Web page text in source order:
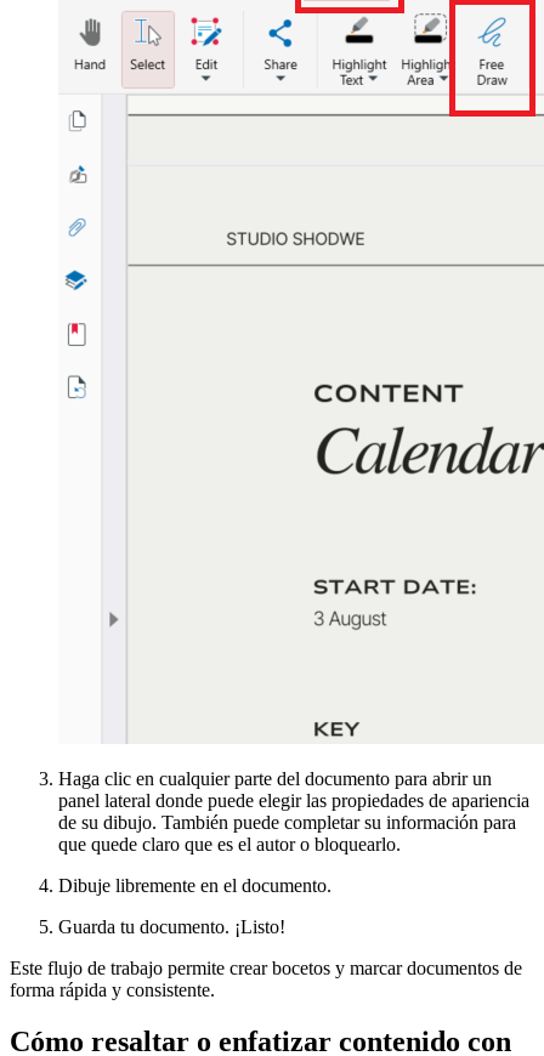
Haga clic en cualquier parte del documento para abrir un
panel lateral donde puede elegir las propiedades de apariencia
de su dibujo. También puede completar su información para
que quede claro que es el autor o bloquearlo.
Dibuje libremente en el documento.
Guarda tu documento. ¡Listo!
Este flujo de trabajo permite crear bocetos y marcar documentos de
forma rápida y consistente.
Cómo resaltar o enfatizar contenido con